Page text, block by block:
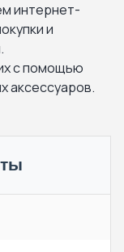
интернет-
и
с помощью
аксессуаров.